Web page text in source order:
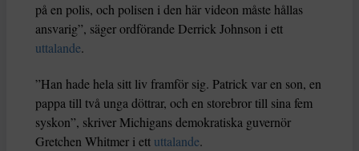
på en polis, och polisen i den här videon måste hållas
ansvarig”, säger ordförande Derrick Johnson i ett
uttalande.
”Han hade hela sitt liv framför sig. Patrick var en son, en
pappa till två unga döttrar, och en storebror till sina fem
syskon”, skriver Michigans demokratiska guvernör
Gretchen Whitmer i ett uttalande.